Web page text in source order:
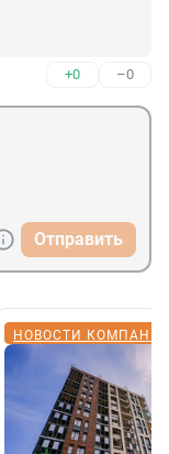
+0 –0
Отправить
НОВОСТИ